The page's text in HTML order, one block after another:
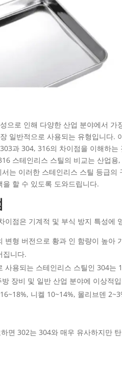
으로 인해 다양한 산업 분야에서
일반적으로 사용되는 유형입니다.
과 304, 316의 차이점을 이해하
스테인리스 스틸의 비교는 산업
는 이러한 스테인리스 스틸 등급
할 수 있도록 도와드립니다.
점은 기계적 및 부식 방지 특성에
변형 버전으로 황과 인 함량이 높아
집니다.
사용되는 스테인리스 스틸인 304는
장비 및 일반 산업 분야에 이상적
니켈 10~14%, 몰리브덴
면 302는 304와 매우 유사하지만